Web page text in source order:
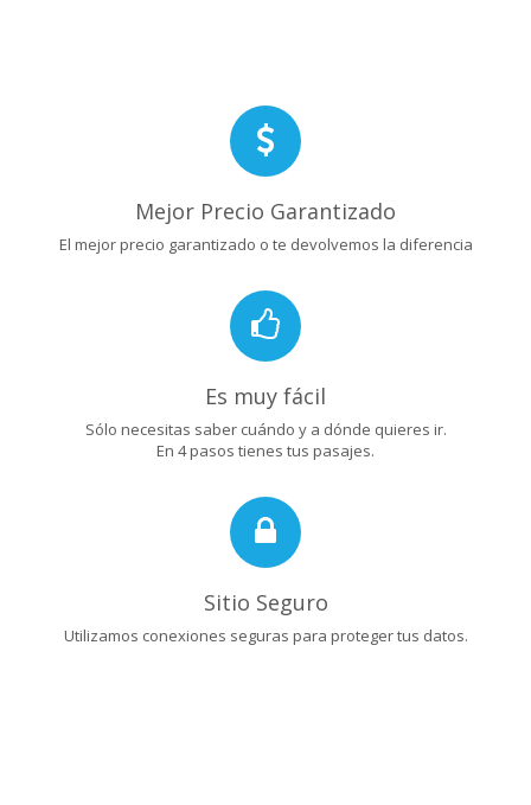
Mejor Precio Garantizado
El mejor precio garantizado o te devolvemos la diferencia
Es muy fácil
Sólo necesitas saber cuándo y a dónde quieres ir.
En 4 pasos tienes tus pasajes.
Sitio Seguro
Utilizamos conexiones seguras para proteger tus datos.